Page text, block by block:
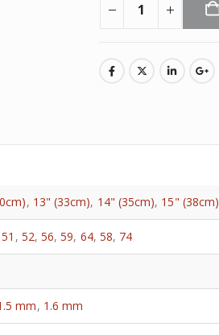
, 13" (33cm), 14" (35cm), 15" (38cm)
51 , 52, 56,59, 64, 58, 74
mm, 1.6 mm